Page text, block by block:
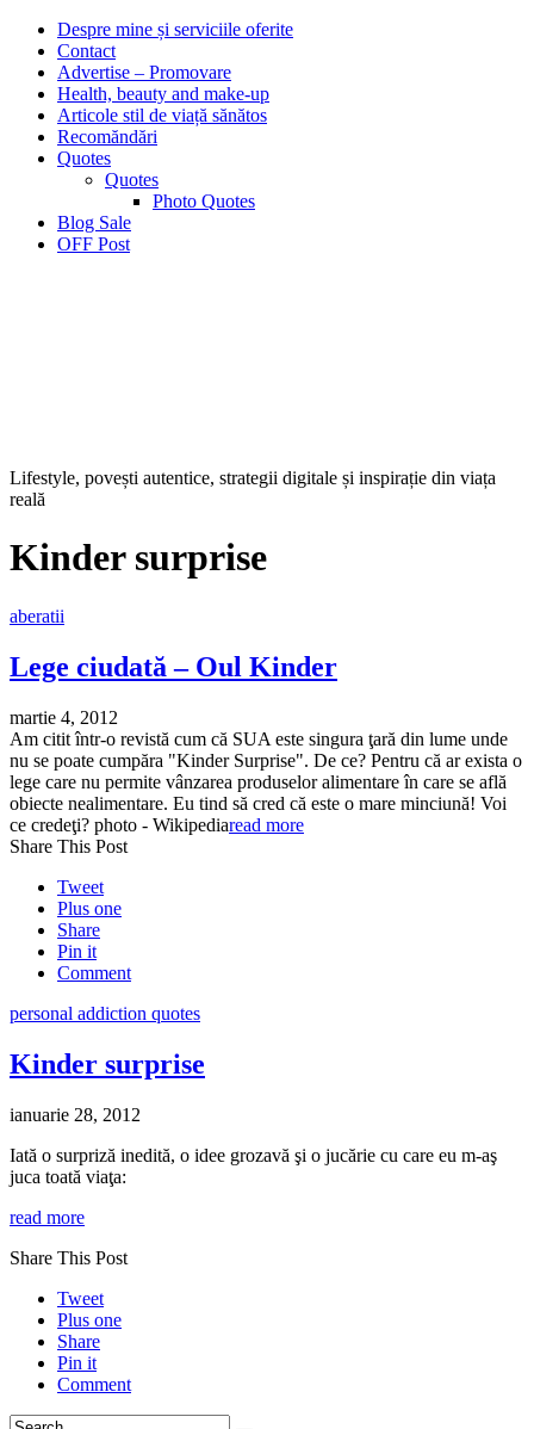
Despre mine și serviciile oferite
Contact
Advertise – Promovare
Health, beauty and make-up
Articole stil de viață sănătos
Recomăndări
Quotes
Quotes
Photo Quotes
Blog Sale
OFF Post
Lifestyle, povești autentice, strategii digitale și inspirație din viața
reală
Kinder surprise
aberatii
Lege ciudată – Oul Kinder
martie 4, 2012
Am citit într-o revistă cum că SUA este singura ţară din lume unde
nu se poate cumpăra "Kinder Surprise". De ce? Pentru că ar exista o
lege care nu permite vânzarea produselor alimentare în care se află
obiecte nealimentare. Eu tind să cred că este o mare minciună! Voi
ce credeţi? photo - Wikipediaread more
Share This Post
Tweet
Plus one
Share
Pin it
Comment
personal addiction quotes
Kinder surprise
ianuarie 28, 2012
Iată o surpriză inedită, o idee grozavă şi o jucărie cu care eu m-aş
juca toată viaţa:
read more
Share This Post
Tweet
Plus one
Share
Pin it
Comment